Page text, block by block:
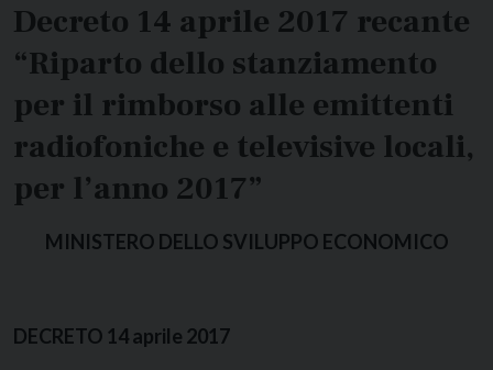
Decreto 14 aprile 2017 recante
“Riparto dello stanziamento
per il rimborso alle emittenti
radiofoniche e televisive locali,
per l’anno 2017”
MINISTERO DELLO SVILUPPO ECONOMICO
DECRETO 14 aprile 2017